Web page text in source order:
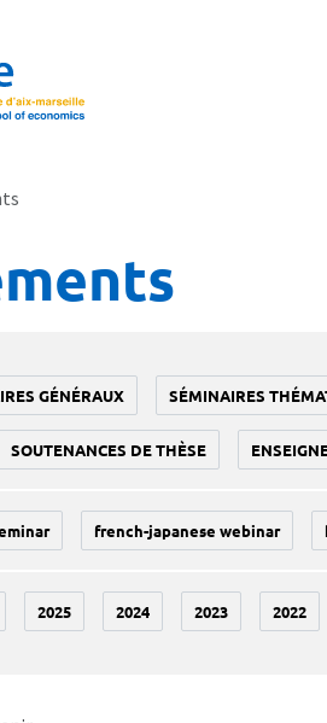
GÉNÉRAUX SÉMINAIRES
SOUTENANCES DE THÈSE
french-japanese webinar
2025 2024 2023 2022